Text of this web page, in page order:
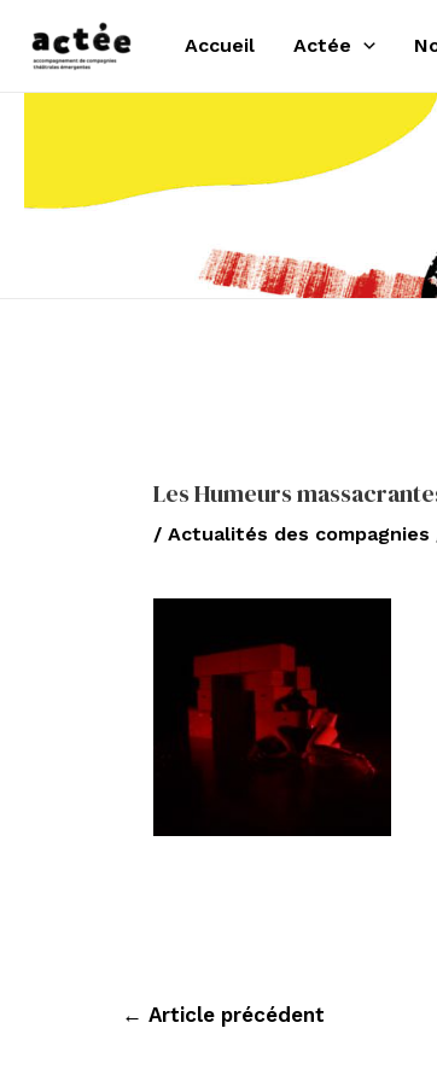
Accueil Actée
Les Humeurs
/ Actualités des compagnies
Navigation
← Article précédent